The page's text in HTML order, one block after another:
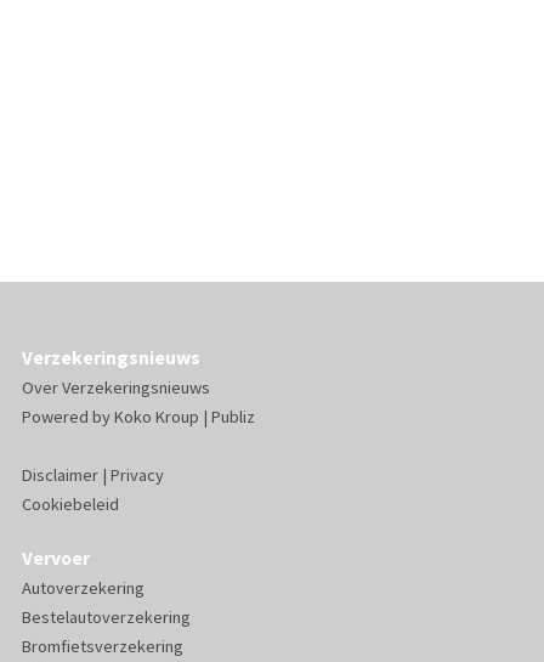
Verzekeringsnieuws
Over Verzekeringsnieuws
Powered byKoko Kroup | Publiz
Disclaimer| Privacy
Cookiebeleid
Vervoer
Autoverzekering
Bestelautoverzekering
Bromfietsverzekering